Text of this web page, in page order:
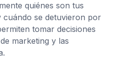
quiénes son tus
cuándo se detuvieron por
tomar decisiones
marketing y las